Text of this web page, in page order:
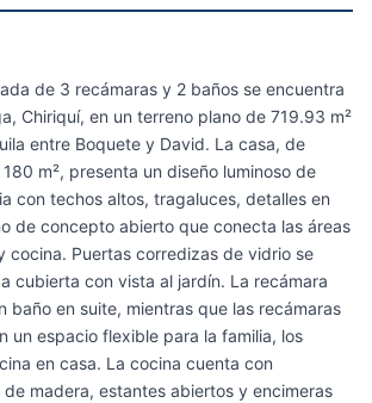
de 3 recámaras y 2 baños se encuentra
Chiriquí, en un terreno plano de 719.93 m²
entre Boquete y David. La casa, de
m², presenta un diseño luminoso de
con techos altos, tragaluces, detalles en
de concepto abierto que conecta las áreas
cocina. Puertas corredizas de vidrio se
cubierta con vista al jardín. La recámara
baño en suite, mientras que las recámaras
un espacio flexible para la familia, los
en casa. La cocina cuenta con
madera, estantes abiertos y encimeras